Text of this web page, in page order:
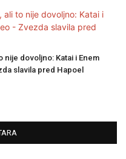
dovoljno: Katai i Enem
slavila pred Hapoel